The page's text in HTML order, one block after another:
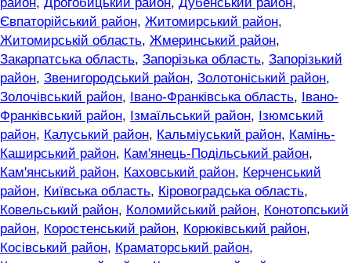
район, Дрогобицький район, Дубенський район,
Євпаторійський район, Житомирський район,
Житомирській область, Жмеринський район,
Закарпатська область, Запорізька область, Запорізький
район, Звенигородський район, Золотоніський район,
Золочівський район, Івано-Франківська область,
Івано-
Франківський район, Ізмаїльський район, Ізюмський
район, Калуський район, Кальміуський район, Камінь-
Каширський район, Кам'янець-Подільський район,
Кам'янський район, Каховський район, Керченський
район, Київська область, Кіровоградська область,
Ковельський район, Коломийський район, Конотопський
район, Коростенський район, Корюківський район,
Косівський район, Краматорський район,